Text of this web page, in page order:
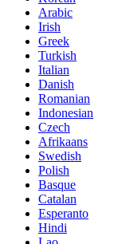
Arabic
Irish
Greek
Turkish
Italian
Danish
Romanian
Indonesian
Czech
Afrikaans
Swedish
Polish
Basque
Catalan
Esperanto
Hindi